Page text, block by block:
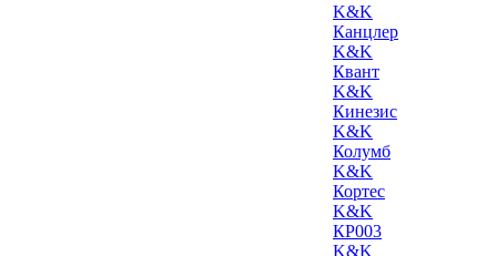
K&K
Канцлер
K&K
Квант
K&K
Кинезис
K&K
Колумб
K&K
Кортес
K&K
КР003
K&K